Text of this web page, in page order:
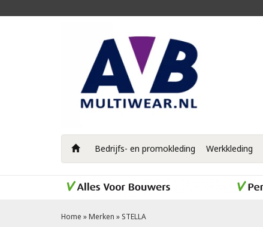
Bedrijfs- en promokleding Werkkleding
Home »Merken » STELLA